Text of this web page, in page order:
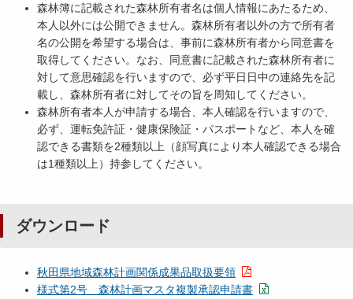
森林簿に記載された森林所有者名は個人情報にあたるため、
本人以外には公開できません。森林所有者以外の方で所有者
名の公開を希望する場合は、事前に森林所有者から同意書を
取得してください。なお、同意書に記載された森林所有者に
対して意思確認を行いますので、必ず平日日中の連絡先を記
載し、森林所有者に対してその旨を周知してください。
森林所有者本人が申請する場合、本人確認を行いますので、
必ず、運転免許証・健康保険証・パスポートなど、本人を確
認できる書類を2種類以上（顔写真により本人確認できる場合
は1種類以上）持参してください。
ダウンロード
秋田県地域森林計画関係成果品取扱要領
様式第2号 森林計画マスタ複製承認申請書